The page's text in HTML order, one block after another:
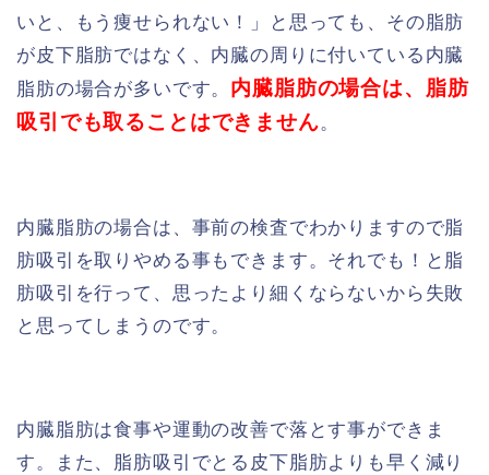
いと、もう痩せられない！」と思っても、その脂肪
が皮下脂肪ではなく、内臓の周りに付いている内臓
脂肪の場合が多いです。 内臓脂肪の場合は、脂肪
吸引でも取ることはできません。
内臓脂肪の場合は、事前の検査でわかりますので脂
肪吸引を取りやめる事もできます。それでも！と脂
肪吸引を行って、思ったより細くならないから失敗
と思ってしまうのです。
内臓脂肪は食事や運動の改善で落とす事ができま
す。また、脂肪吸引でとる皮下脂肪よりも早く減り